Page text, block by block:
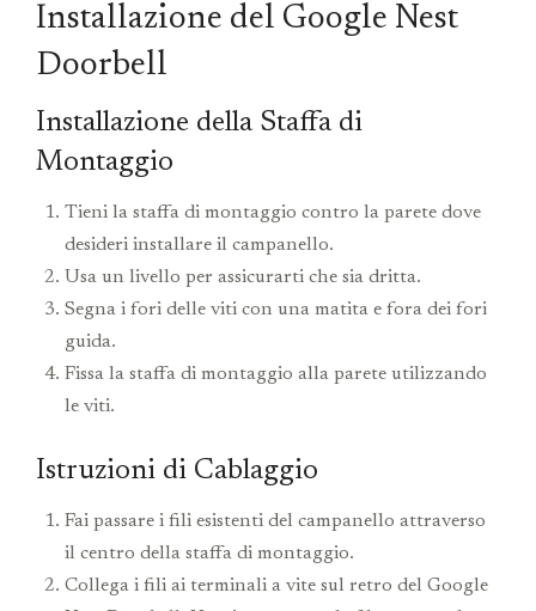
Installazione del Google Nest
Doorbell
Installazione della Staffa di
Montaggio
Tieni la staffa di montaggio contro la parete dove
desideri installare il campanello.
Usa un livello per assicurarti che sia dritta.
Segna i fori delle viti con una matita e fora dei fori
guida.
Fissa la staffa di montaggio alla parete utilizzando
le viti.
Istruzioni di Cablaggio
Fai passare i fili esistenti del campanello attraverso
il centro della staffa di montaggio.
Collega i fili ai terminali a vite sul retro del Google